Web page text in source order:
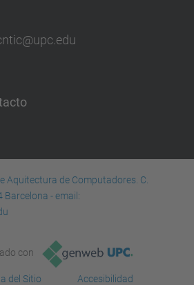
Aquitectura de Computadores. C.
Barcelona - email:
con
del Sitio
Accesibilidad